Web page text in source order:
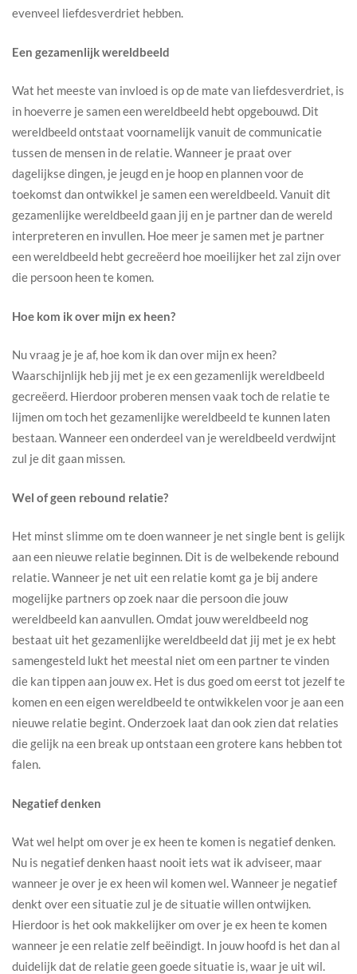
evenveel liefdesverdriet hebben.
Een gezamenlijk wereldbeeld
Wat het meeste van invloed is op de mate van liefdesverdriet, is
in hoeverre je samen een wereldbeeld hebt opgebouwd. Dit
wereldbeeld ontstaat voornamelijk vanuit de communicatie
tussen de mensen in de relatie. Wanneer je praat over
dagelijkse dingen, je jeugd en je hoop en plannen voor de
toekomst dan ontwikkel je samen een wereldbeeld. Vanuit dit
gezamenlijke wereldbeeld gaan jij en je partner dan de wereld
interpreteren en invullen. Hoe meer je samen met je partner
een wereldbeeld hebt gecreëerd hoe moeilijker het zal zijn over
die persoon heen te komen.
Hoe kom ik over mijn ex heen?
Nu vraag je je af, hoe kom ik dan over mijn ex heen?
Waarschijnlijk heb jij met je ex een gezamenlijk wereldbeeld
gecreëerd. Hierdoor proberen mensen vaak toch de relatie te
lijmen om toch het gezamenlijke wereldbeeld te kunnen laten
bestaan. Wanneer een onderdeel van je wereldbeeld verdwijnt
zul je dit gaan missen.
Wel of geen rebound relatie?
Het minst slimme om te doen wanneer je net single bent is gelijk
aan een nieuwe relatie beginnen. Dit is de welbekende rebound
relatie. Wanneer je net uit een relatie komt ga je bij andere
mogelijke partners op zoek naar die persoon die jouw
wereldbeeld kan aanvullen. Omdat jouw wereldbeeld nog
bestaat uit het gezamenlijke wereldbeeld dat jij met je ex hebt
samengesteld lukt het meestal niet om een partner te vinden
die kan tippen aan jouw ex. Het is dus goed om eerst tot jezelf te
komen en een eigen wereldbeeld te ontwikkelen voor je aan een
nieuwe relatie begint. Onderzoek laat dan ook zien dat relaties
die gelijk na een break up ontstaan een grotere kans hebben tot
falen.
Negatief denken
Wat wel helpt om over je ex heen te komen is negatief denken.
Nu is negatief denken haast nooit iets wat ik adviseer, maar
wanneer je over je ex heen wil komen wel. Wanneer je negatief
denkt over een situatie zul je de situatie willen ontwijken.
Hierdoor is het ook makkelijker om over je ex heen te komen
wanneer je een relatie zelf beëindigt. In jouw hoofd is het dan al
duidelijk dat de relatie geen goede situatie is, waar je uit wil.